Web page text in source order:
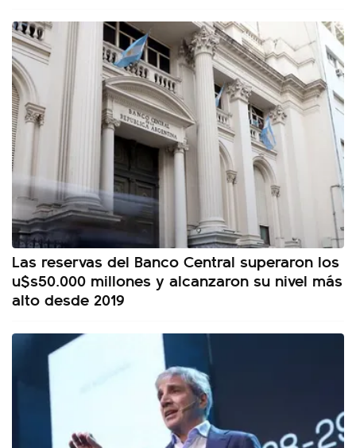
Las reservas del Banco Central superaron los
u$s50.000 millones y alcanzaron su nivel más
alto desde 2019